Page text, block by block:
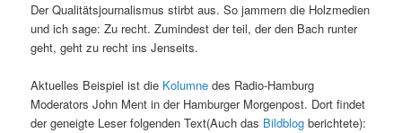
Der Qualitätsjournalismus stirbt aus. So jammern die Holzmedien
und ich sage: Zu recht. Zumindest der teil, der den Bach runter
geht, geht zu recht ins Jenseits.
Aktuelles Beispiel ist die Kolumne des Radio-Hamburg
Moderators John Ment in der Hamburger Morgenpost. Dort findet
der geneigte Leser folgenden Text(Auch das Bildblog berichtete):